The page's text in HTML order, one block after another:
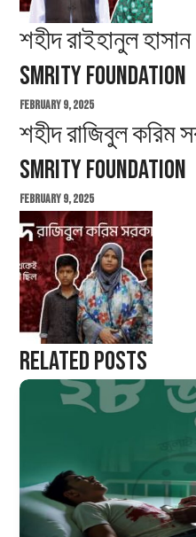
শহীদ রাইহানুল
Smrity Foundation
February 9, 2025
শহীদ রাজিবুল করিম
Smrity Foundation
February 9, 2025
Related Posts